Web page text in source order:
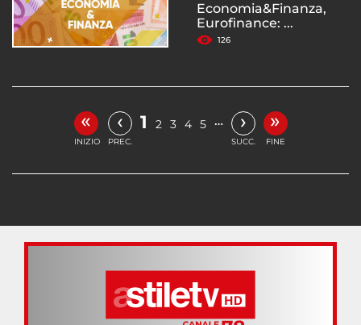
Economia&Finanza,
Eurofinance: ...
126
«
INIZIO
‹
PREC.
1 2 3 4 5 … ›
SUCC.
»
FINE